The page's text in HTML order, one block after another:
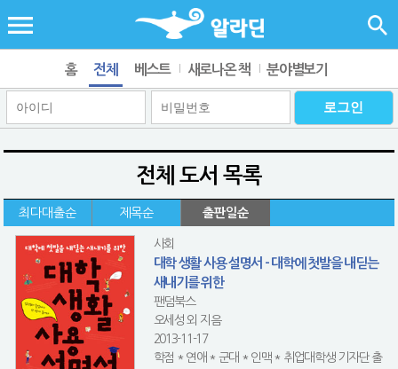
홈 전체 베스트 새로나온 책 분야별보기
전체 도서 목록
최다대출순 제목순 출판일순
사회
대학 생활 사용 설명서 - 대학에 첫발을 내딛는
새내기를 위한
팬덤북스
오세성 외 지음
2013-11-17
학점 * 연애 * 군대 * 인맥 * 취업대학생 기자단 출